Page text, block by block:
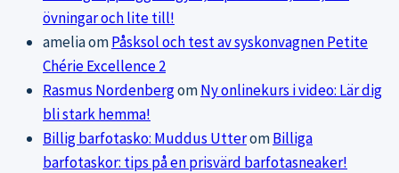
övningar och lite till!
ameliaomPåsksol och test av syskonvagnen Petite
Chérie Excellence 2
Rasmus NordenbergomNy onlinekurs i video: Lär dig
bli stark hemma!
Billig barfotasko: Muddus UtteromBilliga
barfotaskor: tips på en prisvärd barfotasneaker!